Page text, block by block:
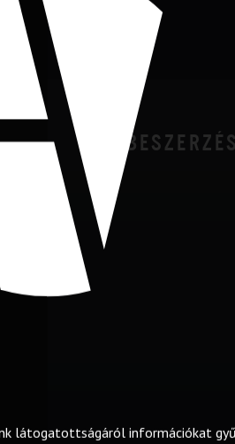
látogatottságáról információkat
KÖZBESZERZÉS